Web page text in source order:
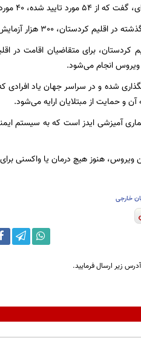
شده، ٤٠ مورد،
ابتلا به بیماری ایدز انجام شده است.
کردستان، برای متقاضیان اقامت
انجام می‌شود.
شده و در سراسر جهان یاد افرادی
آن و حمایت از مبتلایان ارایه می‌شود.
آمیزشی ایدز است که به سیستم
هنوز هیچ درمان یا واکسنی برای
خارجی
زیر ارسال فرمایید.